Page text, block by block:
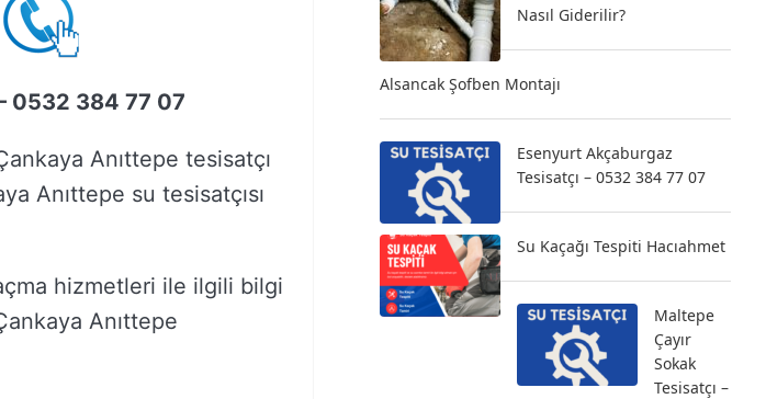
0532 384 77 07
Anıttepe tesisatçı
Anıttepe su tesisatçısı
hizmetleri ile ilgili bilgi
Anıttepe
Nasıl Giderilir?
Alsancak Şofben Montajı
Esenyurt Akçaburgaz
Tesisatçı – 0532 384 77 07
Su Kaçağı Tespiti Hacıahmet
Maltepe
Çayır
Sokak
Tesisatçı –